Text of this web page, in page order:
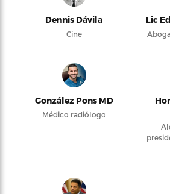
Dennis Dávila
Cine
Lic
González Pons MD
Médico radiólogo